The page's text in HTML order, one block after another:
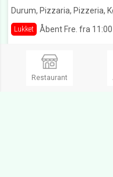
Durum, Pizzaria, Pizzeria,
Lukket Åbent Fre. fra
Kommer tit her og
Restaurant